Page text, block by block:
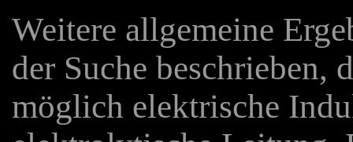
Weitere allgemeine
der Suche beschrieben,
möglich elektrische